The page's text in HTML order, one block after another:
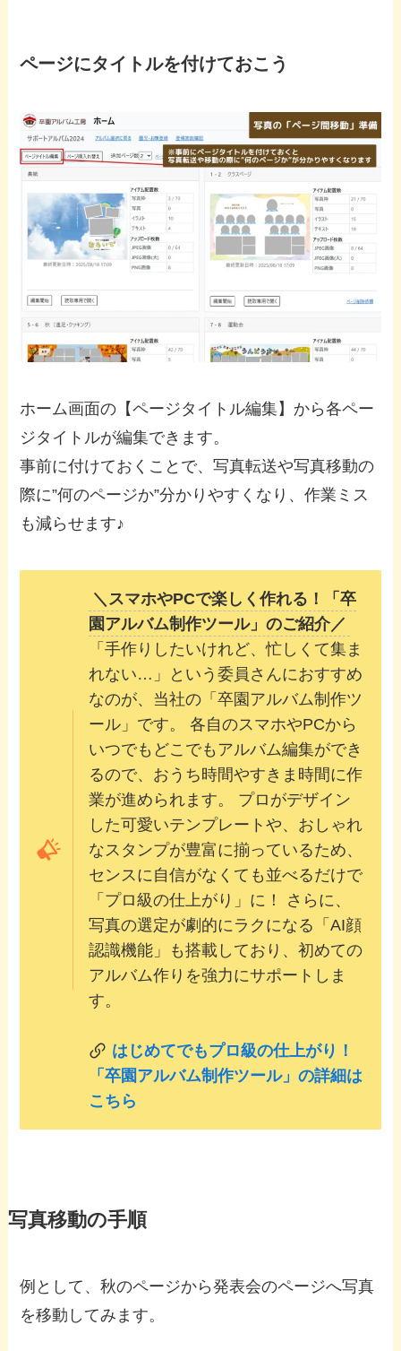
ページにタイトルを付けておこう
ホーム画面の【ページタイトル編集】から各ペー
ジタイトルが編集できます。
事前に付けておくことで、写真転送や写真移動の
際に”何のページか”分かりやすくなり、作業ミス
も減らせます♪
＼スマホやPCで楽しく作れる！「卒
園アルバム制作ツール」のご紹介／
「手作りしたいけれど、忙しくて集ま
れない…」という委員さんにおすすめ
なのが、当社の「卒園アルバム制作ツ
ール」です。 各自のスマホやPCから
いつでもどこでもアルバム編集ができ
るので、おうち時間やすきま時間に作
業が進められます。 プロがデザイン
した可愛いテンプレートや、おしゃれ
なスタンプが豊富に揃っているため、
センスに自信がなくても並べるだけで
「プロ級の仕上がり」に！ さらに、
写真の選定が劇的にラクになる「AI顔
認識機能」も搭載しており、初めての
アルバム作りを強力にサポートしま
す。
はじめてでもプロ級の仕上がり！
「卒園アルバム制作ツール」の詳細は
こちら
写真移動の手順
例として、秋のページから発表会のページへ写真
を移動してみます。